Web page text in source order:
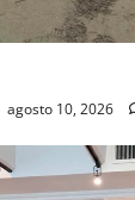
agosto 10, 2026